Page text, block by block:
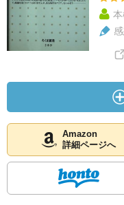
Amazon
詳細ページへ